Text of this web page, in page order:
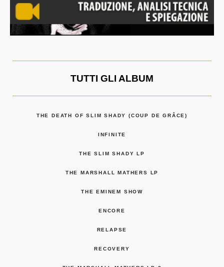
TUTTI GLI ALBUM
THE DEATH OF SLIM SHADY (COUP DE GRÂCE)
INFINITE
THE SLIM SHADY LP
THE MARSHALL MATHERS LP
THE EMINEM SHOW
ENCORE
RELAPSE
RECOVERY